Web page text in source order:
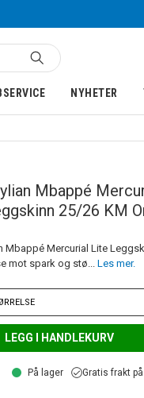
NYHETER
Mbappé
25/26 KM
Mbappé Mercurial Lite
mot spark og stø...Les mer.
LEGG I HANDLEKURV
På lager Gratis frakt